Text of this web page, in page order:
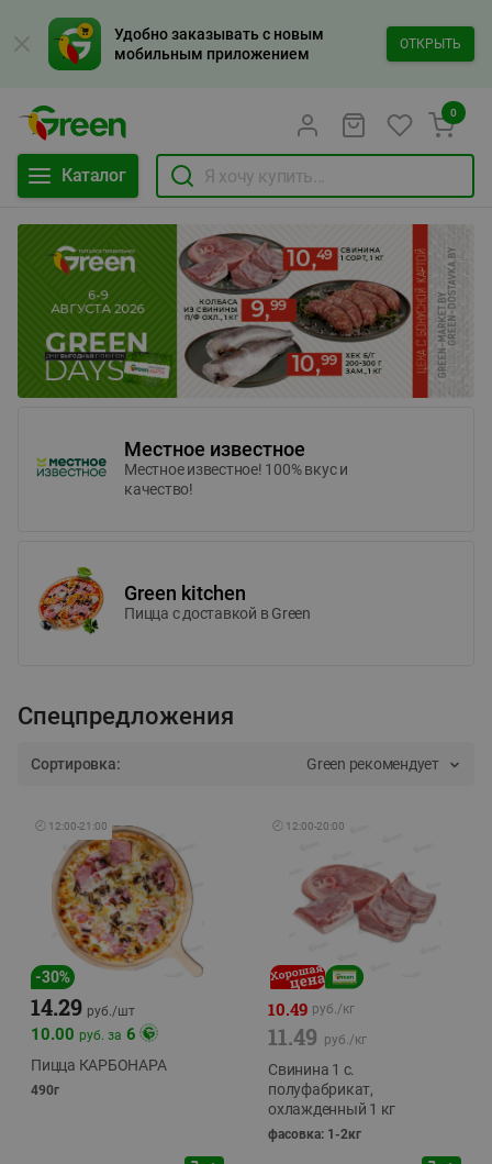
Удобно заказывать с новым
мобильным приложением
ОТКРЫТЬ
Каталог
0
Местное известное
Местное известное! 100% вкус и
качество!
Green kitchen
Пицца c доставкой в Green
Спецпредложения
Сортировка: Green рекомендует
🕘 12:00-21:00
-30%
14.29 руб./шт
10.00 руб. за 6
Пицца КАРБОНАРА
490г
🕘 12:00-20:00
10.49 руб./кг
11.49 руб./кг
Свинина 1 с.
полуфабрикат,
охлажденный 1 кг
фасовка: 1-2кг